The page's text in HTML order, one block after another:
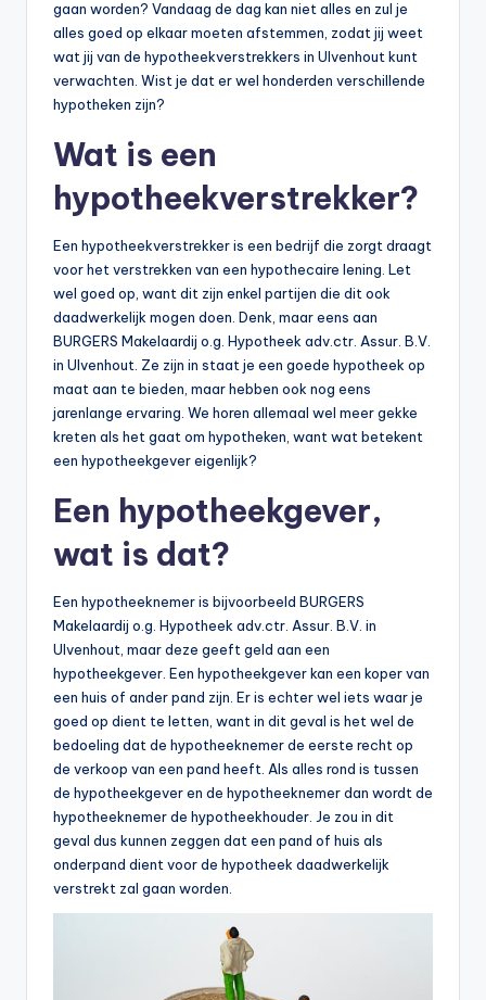
gaan worden? Vandaag de dag kan niet alles en zul je
alles goed op elkaar moeten afstemmen, zodat jij weet
wat jij van de hypotheekverstrekkers in Ulvenhout kunt
verwachten. Wist je dat er wel honderden verschillende
hypotheken zijn?
Wat is een
hypotheekverstrekker?
Een hypotheekverstrekker is een bedrijf die zorgt draagt
voor het verstrekken van een hypothecaire lening. Let
wel goed op, want dit zijn enkel partijen die dit ook
daadwerkelijk mogen doen. Denk, maar eens aan
BURGERS Makelaardij o.g. Hypotheek adv.ctr. Assur. B.V.
in Ulvenhout. Ze zijn in staat je een goede hypotheek op
maat aan te bieden, maar hebben ook nog eens
jarenlange ervaring. We horen allemaal wel meer gekke
kreten als het gaat om hypotheken, want wat betekent
een hypotheekgever eigenlijk?
Een hypotheekgever,
wat is dat?
Een hypotheeknemer is bijvoorbeeld BURGERS
Makelaardij o.g. Hypotheek adv.ctr. Assur. B.V. in
Ulvenhout, maar deze geeft geld aan een
hypotheekgever. Een hypotheekgever kan een koper van
een huis of ander pand zijn. Er is echter wel iets waar je
goed op dient te letten, want in dit geval is het wel de
bedoeling dat de hypotheeknemer de eerste recht op
de verkoop van een pand heeft. Als alles rond is tussen
de hypotheekgever en de hypotheeknemer dan wordt de
hypotheeknemer de hypotheekhouder. Je zou in dit
geval dus kunnen zeggen dat een pand of huis als
onderpand dient voor de hypotheek daadwerkelijk
verstrekt zal gaan worden.